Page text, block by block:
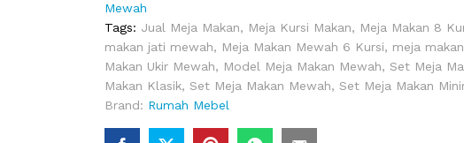
Mewah
Tags: Jual Meja Makan, Meja Kursi Makan, Meja Makan 8
makan jati mewah, Meja Makan Mewah 6 Kursi, meja
Makan Ukir Mewah, Model Meja Makan Mewah, Set Meja
Makan Klasik, Set Meja Makan Mewah, Set Meja Makan
Brand: Rumah Mebel